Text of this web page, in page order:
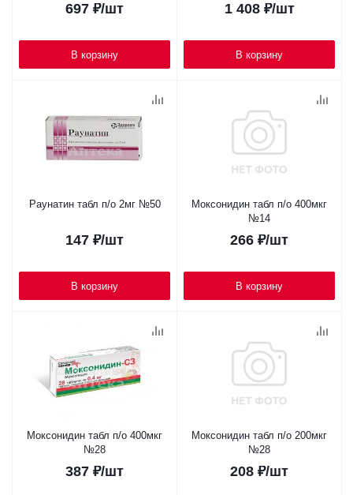
697 ₽/шт
В корзину
1 408₽/шт
В корзину
Раунатин табл п/о 2мг №50
147 ₽/шт
В корзину
Моксонидин табл п/о 400мкг
№14
266 ₽/шт
В корзину
Моксонидин табл п/о 400мкг
№28
387 ₽/шт
Моксонидин табл п/о 200мкг
№28
208 ₽/шт